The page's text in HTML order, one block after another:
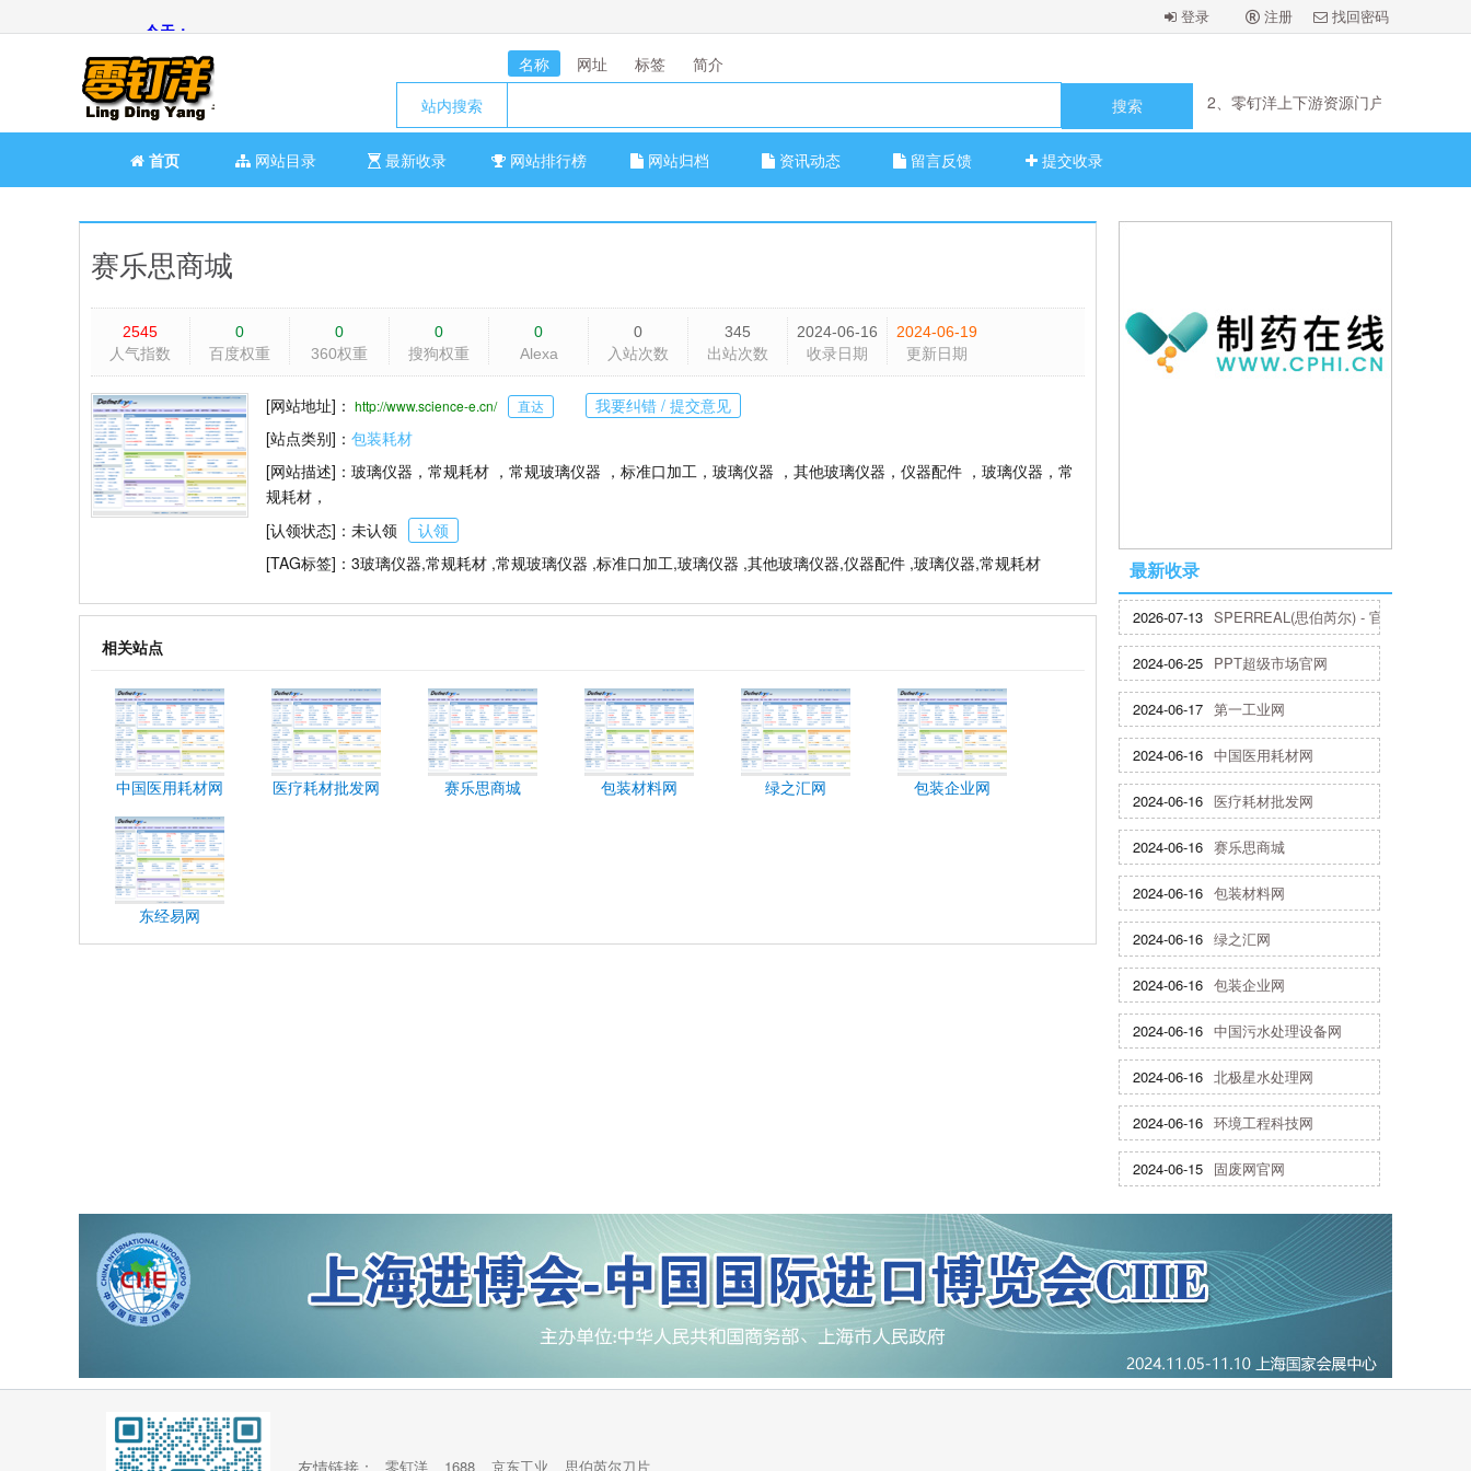
登录 注册 找回密码
名称 网址 标签
简介
站内搜索
2、零钉洋上下游资源门户
1、机械难加工刀片（思伯芮尔）
首页
网站目录 最新收录 网站排行榜 网站归档 资讯动态 留言反馈 提交收录
赛乐思商城
2545
人气指数
0
百度权重
0
360权重
0
搜狗权重
0
Alexa
0
入站次数
345
出站次数
2024-06-16
收录日期
2024-06-19
更新日期
[网站地址]： http://www.science-e.cn/ 直达
我要纠错 / 提交意见
[站点类别]： 包装耗材
[网站描述]： 玻璃仪器，常规耗材 ，常规玻璃仪器 ，标准口加工，玻璃仪器 ，其他玻璃仪器，仪器配件 ，玻璃仪器，常
规耗材，
[认领状态]：未认领
认领
[TAG标签]：3玻璃仪器,常规耗材 ,常规玻璃仪器 ,标准口加工,玻璃仪器 ,其他玻璃仪器,仪器配件 ,玻璃仪器,常规耗材
相关站点
中国医用耗材网 医疗耗材批发网 赛乐思商城 包装材料网 绿之汇网 包装企业网
东经易网
最新收录
2026-07-13 SPERREAL(思伯芮尔) - 官方网站
2024-06-25 PPT超级市场官网
2024-06-17 第一工业网
2024-06-16 中国医用耗材网
2024-06-16 医疗耗材批发网
2024-06-16 赛乐思商城
2024-06-16 包装材料网
2024-06-16 绿之汇网
2024-06-16 包装企业网
2024-06-16 中国污水处理设备网
2024-06-16 北极星水处理网
2024-06-16 环境工程科技网
2024-06-15 固废网官网
友情链接： 零钉洋 1688 京东工业 思伯芮尔刀片